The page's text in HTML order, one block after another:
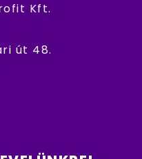
Kft.
út 48.